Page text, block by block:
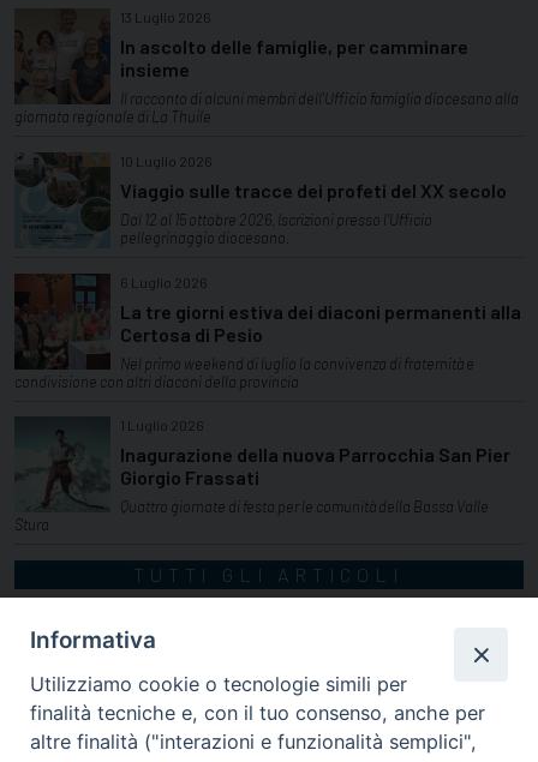
13 Luglio 2026
In ascolto delle famiglie, per camminare
insieme
Il racconto di alcuni membri dell'Ufficio famiglia diocesano alla
giornata regionale di La Thuile
10 Luglio 2026
Viaggio sulle tracce dei profeti del XX secolo
Dal 12 al 15 ottobre 2026. Iscrizioni presso l'Ufficio
pellegrinaggio diocesano.
6 Luglio 2026
La tre giorni estiva dei diaconi permanenti alla
Certosa di Pesio
Nel primo weekend di luglio la convivenza di fraternità e
condivisione con altri diaconi della provincia
1 Luglio 2026
Inagurazione della nuova Parrocchia San Pier
Giorgio Frassati
Quattro giornate di festa per le comunità della Bassa Valle
Stura
TUTTI GLI ARTICOLI
Informativa
Utilizziamo cookie o tecnologie simili per
finalità tecniche e, con il tuo consenso, anche per
altre finalità ("interazioni e funzionalità semplici",